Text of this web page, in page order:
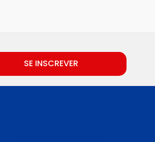
SE INSCREVER